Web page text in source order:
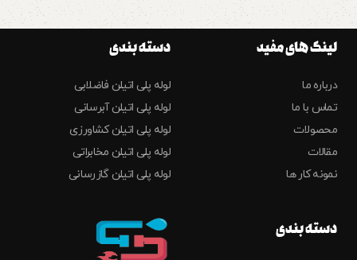
لینک های مفید
درباره ما
تماس با ما
محصولات
مقالات
نمونه کار ها
دسته بندی
لوله پلی اتیلن فاضلابی
لوله پلی اتیلن آبرسانی
لوله پلی اتیلن کشاورزی
لوله پلی اتیلن مخابراتی
لوله پلی اتیلن گازرسانی
دسته بندی